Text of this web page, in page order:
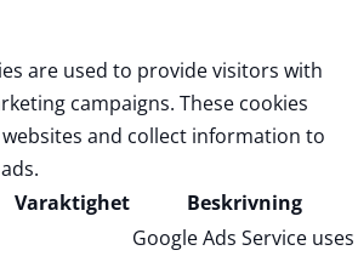
are used to provide visitors with
campaigns. These cookies
and collect information to
Varaktighet Beskrivning
Google Ads Service uses